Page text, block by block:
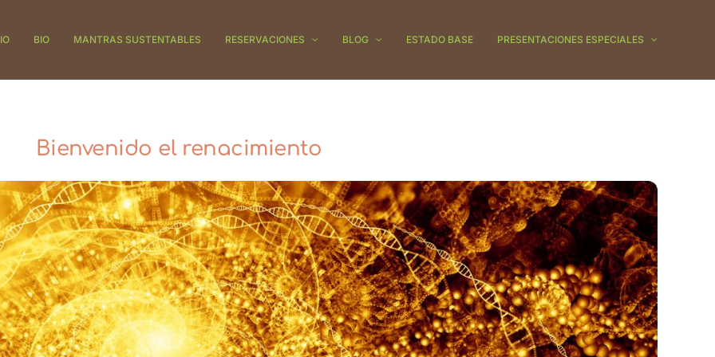
BIO MANTRAS SUSTENTABLES RESERVACIONES BLOG ESTADO BASE PRESENTACIONES ESPECIALES
Bienvenido el renacimiento